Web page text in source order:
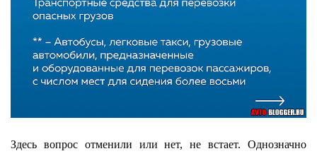
Здесь вопрос отменили или нет, не встает. Однозначно